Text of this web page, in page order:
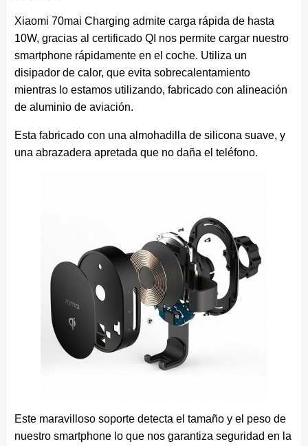
Xiaomi 70mai Charging admite carga rápida de hasta
10W, gracias al certificado QI nos permite cargar nuestro
smartphone rápidamente en el coche. Utiliza un
disipador de calor, que evita sobrecalentamiento
mientras lo estamos utilizando, fabricado con alineación
de aluminio de aviación.
Esta fabricado con una almohadilla de silicona suave, y
una abrazadera apretada que no daña el teléfono.
Este maravilloso soporte detecta el tamaño y el peso de
nuestro smartphone lo que nos garantiza seguridad en la